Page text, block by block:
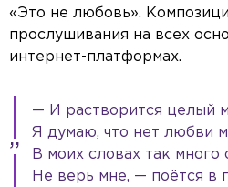
«Это не любовь».
прослушивания на всех
интернет-платформах.
— И растворится целый
Я думаю, что нет любви
В моих словах так много
Не верь мне, — поётся в